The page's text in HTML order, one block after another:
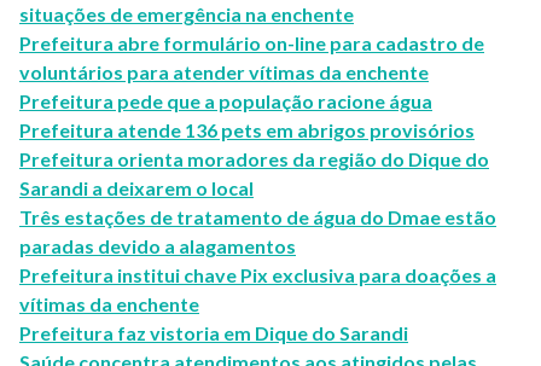
situações de emergência na enchente
Prefeitura abre formulário on-line para cadastro de
voluntários para atender vítimas da enchente
Prefeitura pede que a população racione água
Prefeitura atende 136 pets em abrigos provisórios
Prefeitura orienta moradores da região do Dique do
Sarandi a deixarem o local
Três estações de tratamento de água do Dmae estão
paradas devido a alagamentos
Prefeitura institui chave Pix exclusiva para doações a
vítimas da enchente
Prefeitura faz vistoria em Dique do Sarandi